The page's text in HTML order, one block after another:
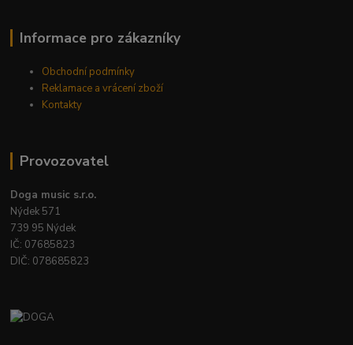
Informace pro zákazníky
Obchodní podmínky
Reklamace a vrácení zboží
Kontakty
Provozovatel
Doga music s.r.o.
Nýdek 571
739 95 Nýdek
IČ: 07685823
DIČ: 078685823